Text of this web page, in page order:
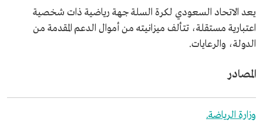
يعد الاتحاد السعودي لكرة السلة جهة رياضية ذات شخصية
اعتبارية مستقلة، تتألف ميزانيته من أموال الدعم المقدمة من
الدولة، والرعايات.
المصادر
وزارة الرياضة.